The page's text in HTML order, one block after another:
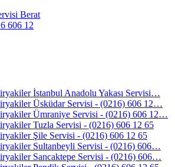
İstanbul Anadolu Yakası Servisi…
Üsküdar Servisi - (0216) 606 12…
Ümraniye Servisi - (0216) 606 12…
Tuzla Servisi - (0216) 606 12 65
Şile Servisi - (0216) 606 12 65
Sultanbeyli Servisi - (0216) 606…
Sancaktepe Servisi - (0216) 606…